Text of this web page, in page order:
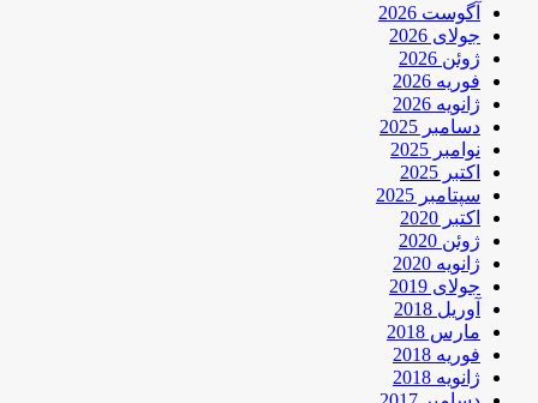
آگوست 2026
جولای 2026
ژوئن 2026
فوریه 2026
ژانویه 2026
دسامبر 2025
نوامبر 2025
اکتبر 2025
سپتامبر 2025
اکتبر 2020
ژوئن 2020
ژانویه 2020
جولای 2019
آوریل 2018
مارس 2018
فوریه 2018
ژانویه 2018